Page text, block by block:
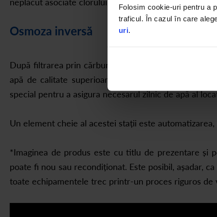
Folosim cookie-uri pentru a
traficul. În cazul în care
uri.
Osmoza inversă
După filtrarea prin cărbune, apa ajunge cu ajutorul
apă de calitate superioară, perfectă pentru uzul în
special pentru a asigura necesarul zilnic de apă al
Un element cheie al acestei stații este
*Imaginea de produs este cu titlu de prezentare și
poate fi nou sau recondiționat. Este posibil, așadar,
toate echipamentele trec printr-un proces riguros de